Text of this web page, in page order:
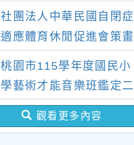
小場次
社團法人中華民國自閉症
適應體育休閒促進會策畫
桃園市115學年度國民小
學藝術才能音樂班鑑定二
次招生 新勢國小鑑定結
果-錄取公告
觀看更多內容